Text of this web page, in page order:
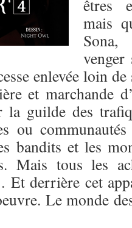
êtres
mais
venger
enlevée loin de
et marchande
guilde des
ou
bandits et les
Mais tous les
derrière cet
Le monde